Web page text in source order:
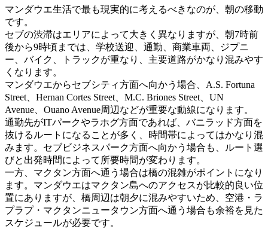
マンダウエ生活で最も現実的に考えるべきなのが、朝の移動
です。
セブの渋滞はエリアによって大きく異なりますが、朝7時前
後から9時頃までは、学校送迎、通勤、商業車両、ジプニ
ー、バイク、トラックが重なり、主要道路がかなり混みやす
くなります。
マンダウエからセブシティ方面へ向かう場合、A.S. Fortuna
Street、Hernan Cortes Street、M.C. Briones Street、UN
Avenue、Ouano Avenue周辺などが重要な動線になります。
通勤先がITパークやラホグ方面であれば、バニラッド方面を
抜けるルートになることが多く、時間帯によってはかなり混
みます。セブビジネスパーク方面へ向かう場合も、ルート選
びと出発時間によって所要時間が変わります。
一方、マクタン方面へ通う場合は橋の混雑がポイントになり
ます。マンダウエはマクタン島へのアクセスが比較的良い位
置にありますが、橋周辺は朝夕に混みやすいため、空港・ラ
プラプ・マクタンニュータウン方面へ通う場合も余裕を見た
スケジュールが必要です。